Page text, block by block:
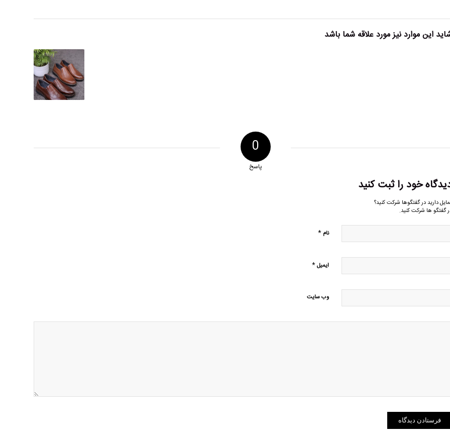
این موارد نیز مورد علاقه شما باشد
0
پاسخ
خود را ثبت کنید
دارید در گفتگوها شرکت کنید؟
گفتگو ها شرکت کنید.
نام *
ایمیل*
وب‌ سایت